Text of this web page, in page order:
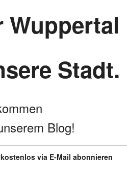
Wuppertal
Stadt.
Blog!
via E-Mail abonnieren